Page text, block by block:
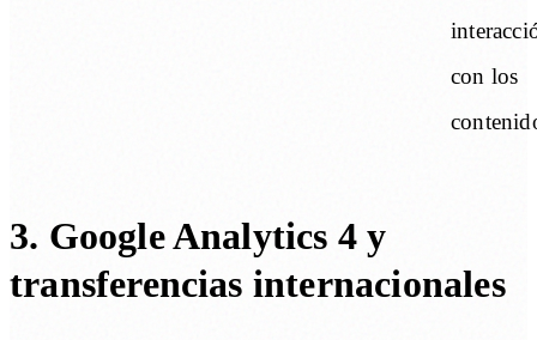
con los
3. Google Analytics 4 y
transferencias internacionales